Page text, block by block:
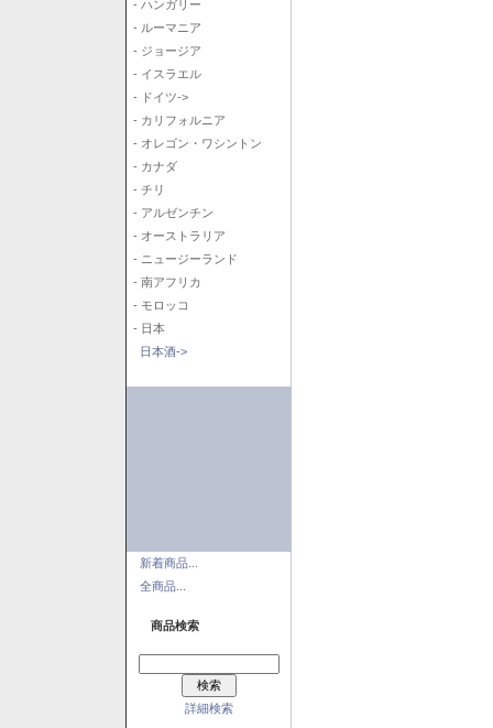
- ハンガリー
- ルーマニア
- ジョージア
- イスラエル
- ドイツ->
- カリフォルニア
- オレゴン・ワシントン
- カナダ
- チリ
- アルゼンチン
- オーストラリア
- ニュージーランド
- 南アフリカ
- モロッコ
- 日本
日本酒->
新着商品...
全商品...
商品検索
詳細検索